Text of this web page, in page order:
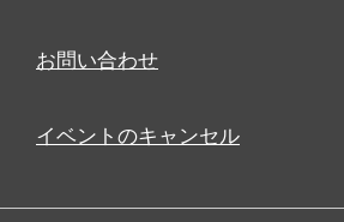
お問い合わせ
イベントのキャンセル